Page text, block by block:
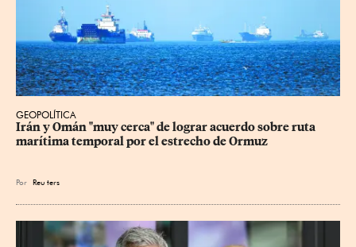
GEOPOLÍTICA
Irán y Omán "muy cerca" de lograr acuerdo sobre ruta
marítima temporal por el estrecho de Ormuz
Por Reu ters